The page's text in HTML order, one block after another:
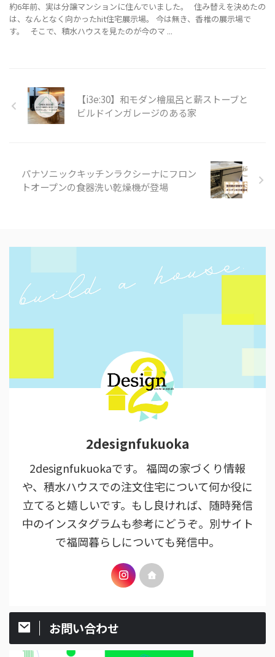
約6年前、実は分譲マンションに住んでいました。 住み替えを決めたの
は、なんとなく向かったhit住宅展示場。 今は無き、香椎の展示場で
す。 そこで、積水ハウスを見たのが今のマ ...
【i3e:30】和モダン檜風呂と薪ストーブと
ビルドインガレージのある家
パナソニックキッチンラクシーナにフロン
トオープンの食器洗い乾燥機が登場
2designfukuoka
2designfukuokaです。 福岡の家づくり情報
や、積水ハウスでの注文住宅について何か役に
立てると嬉しいです。もし良ければ、随時発信
中のインスタグラムも参考にどうぞ。別サイト
で福岡暮らしについても発信中。
お問い合わせ